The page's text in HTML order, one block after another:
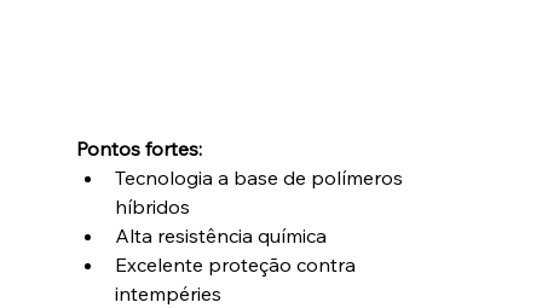
Pontos fortes:
Tecnologia a base de polímeros
híbridos
Alta resistência química
Excelente proteção contra
intempéries